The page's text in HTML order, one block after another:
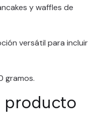
y waffles de
versátil para incluir
gramos.
producto